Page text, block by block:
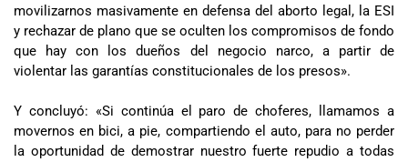
movilizarnos masivamente en defensa del aborto legal, la ESI
y rechazar de plano que se oculten los compromisos de fondo
que hay con los dueños del negocio narco, a partir de
violentar las garantías constitucionales de los presos».
Y concluyó: «Si continúa el paro de choferes, llamamos a
movernos en bici, a pie, compartiendo el auto, para no perder
la oportunidad de demostrar nuestro fuerte repudio a todas